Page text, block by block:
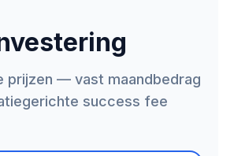
prijzen — vast maandbedrag
success fee